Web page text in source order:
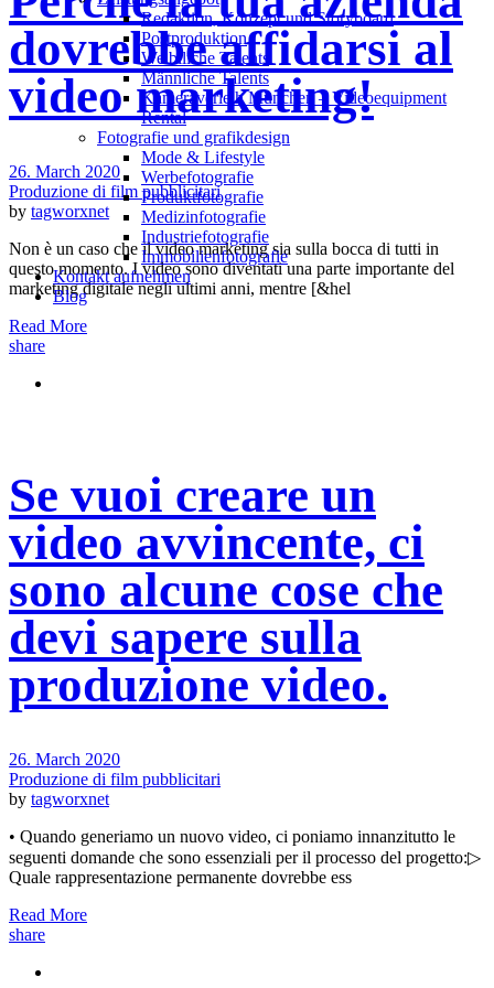
Redak­ti­on, Kon­zept und Storyboard
Post­pro­duk­ti­on
Weiblliche Talents
Männliche Talents
Kameraverleih München – Videoequipment
Rental
Fotografie und grafikdesign
Mode & Lifestyle
Werbefotografie
Produktfotografie
Medizinfotografie
Industriefotografie
Immobilienfotografie
Kontakt aufnehmen
Blog
dovrebbe affidarsi al
video marketing!
26. March 2020
Produzione di film pubblicitari
by tagworxnet
Non è un caso che il video marketing sia sulla bocca di tutti in
questo momento. I video sono diventati una parte importante del
marketing digitale negli ultimi anni, mentre [&hel
Read More
share
Se vuoi creare un
video avvincente, ci
sono alcune cose che
devi sapere sulla
produzione video.
26. March 2020
Produzione di film pubblicitari
by tagworxnet
• Quando generiamo un nuovo video, ci poniamo innanzitutto le
seguenti domande che sono essenziali per il processo del progetto:▷
Quale rappresentazione permanente dovrebbe ess
Read More
share